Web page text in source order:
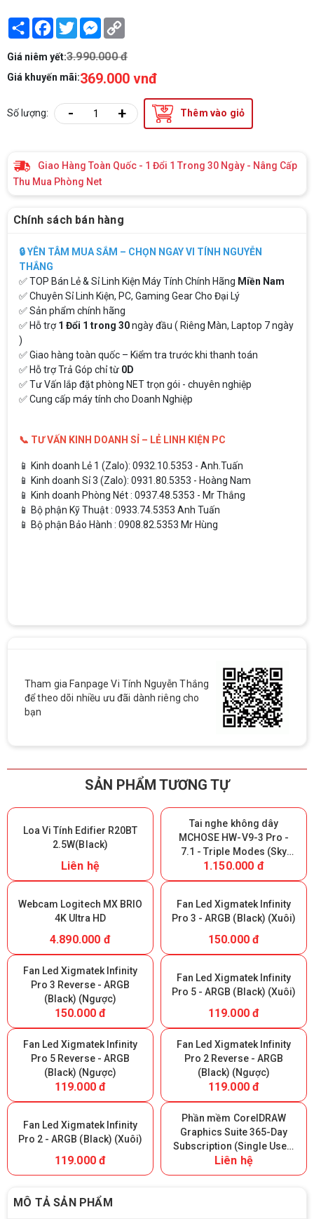
Share Facebook
TwitterMessenger
Giá niêm yết:3.990.000 đ
Giá khuyến mãi:369.000 vnđ
Số lượng: - + Thêm vào giỏ
Giao Hàng Toàn Quốc - 1 Đổi 1 Trong 30 Ngày - Nâng Cấp
Thu Mua Phòng Net
Chính sách bán hàng
🔒 YÊN TÂM MUA SẮM – CHỌN NGAY VI TÍNH NGUYỄN
THẮNG
✅ TOP Bán Lẻ & Sỉ Linh Kiện Máy Tính Chính Hãng Miền Nam
✅ Chuyên Sỉ Linh Kiện, PC, Gaming Gear Cho Đại Lý
✅ Sản phẩm chính hãng
✅ Hỗ trợ1 Đổi 1 trong 30ngày đầu ( Riêng Màn, Laptop 7 ngày
)
✅ Giao hàng toàn quốc – Kiểm tra trước khi thanh toán
✅ Hỗ trợ Trả Góp chỉ từ 0D
✅ Tư Vấn lắp đặt phòng NET trọn gói - chuyên nghiệp
✅ Cung cấp máy tính cho Doanh Nghiệp
📞 TƯ VẤN KINH DOANH SỈ – LẺ LINH KIỆN PC
📱 Kinh doanh Lẻ 1 (Zalo): 0932.10.5353 - Anh.Tuấn
📱 Kinh doanh Sỉ 3 (Zalo): 0931.80.5353 - Hoàng Nam
📱 Kinh doanh Phòng Nét : 0937.48.5353 - Mr Thắng
📱 Bộ phận Kỹ Thuật : 0933.74.5353 Anh Tuấn
📱 Bộ phận Bảo Hành : 0908.82.5353 Mr Hùng
Tham gia Fanpage Vi Tính Nguyễn Thắng
để theo dõi nhiều ưu đãi dành riêng cho
bạn
SẢN PHẨM TƯƠNG TỰ
Loa Vi Tính Edifier R20BT
2.5W(Black)
Liên hệ
Tai nghe không dây
MCHOSE HW-V9-3 Pro -
7.1 - Triple Modes (Sky
White) (Giữ lại Box để bảo
hành)
1.150.000 đ
Webcam Logitech MX BRIO
4K Ultra HD
4.890.000 đ
Fan Led Xigmatek Infinity
Pro 3 - ARGB (Black) (Xuôi)
150.000 đ
Fan Led Xigmatek Infinity
Pro 3 Reverse - ARGB
(Black) (Ngược)
150.000 đ
Fan Led Xigmatek Infinity
Pro 5 - ARGB (Black) (Xuôi)
119.000 đ
Fan Led Xigmatek Infinity
Pro 5 Reverse - ARGB
(Black) (Ngược)
119.000 đ
Fan Led Xigmatek Infinity
Pro 2 Reverse - ARGB
(Black) (Ngược)
119.000 đ
Fan Led Xigmatek Infinity
Pro 2 - ARGB (Black) (Xuôi)
119.000 đ
Phần mềm CorelDRAW
Graphics Suite 365-Day
Subscription (Single User)
- 365 ngày
Liên hệ
MÔ TẢ SẢN PHẨM